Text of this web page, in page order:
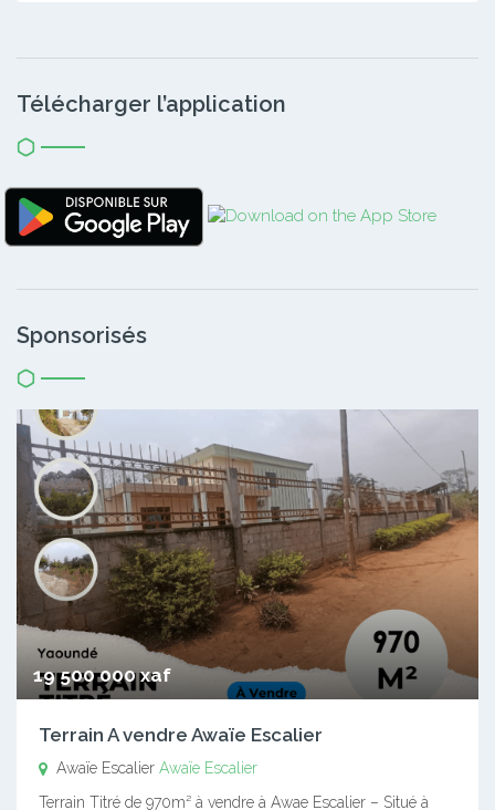
Télécharger l’application
Sponsorisés
19 500 000 xaf
Terrain A vendre Awaïe Escalier
Awaïe Escalier Awaïe Escalier
Terrain Titré de 970m² à vendre à Awae Escalier – Situé à